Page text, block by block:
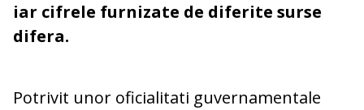
iar cifrele furnizate de diferite surse
difera.
Potrivit unor oficialitati guvernamentale